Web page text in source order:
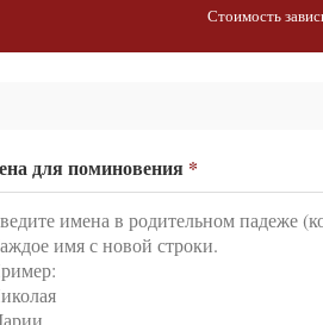
Стоимость
для поминовения *